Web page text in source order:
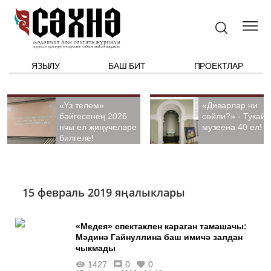
ЯЗЫЛУ БАШ БИТ ПРОЕКТЛАР
«Үз телем»
бәйгесенең 2026
нчы ел җиңүчеләре
билгеле!
«Диварлар ни
сөйли?» - Тукай
музеена 40 ел!
15 февраль 2019 яңалыклары
«Медея» спектаклен караган тамашачы:
Мәдинә Гайнуллина баш имичә залдан
чыкмады
1427
0 0